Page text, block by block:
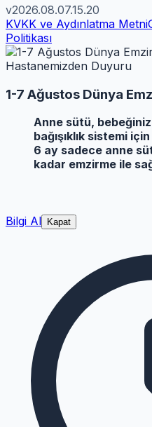
v2026.08.07.15.20
KVKK ve Aydınlatma Metni
Politikası
Hastanemizden Duyuru
1-7 Ağustos Dünya
Anne sütü,
bağışıklık sistemi
6 ay sadece anne
kadar emzirme ile
Bilgi Al Kapat